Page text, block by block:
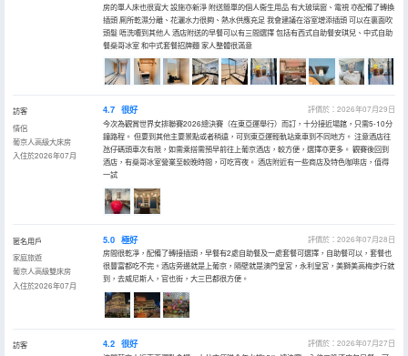
房的單人床也很寬大 設施亦新淨 附送簡單的個人衞生用品 有大玻璃窗、電視 亦配備了轉換
插頭 厠所乾濕分離、花灑水力很夠、熱水供應充足 我會建議在浴室增添插頭 可以在裏面吹
頭髮 唔洗嘈到其他人 酒店附送的早餐可以有三間選擇 包括有西式自助餐安琪兒、中式自助
餐燊哥冰室 和中式套餐招牌麵 家人整體很滿意
訪客
情侶
葡京人高級大床房
入住於2026年07月
4.7 很好
評價於：2026年07月29日
今次為觀賞世界女排聯賽2026總決賽（在東亞運舉行）而訂，十分接近場館，只需5-10分
鐘路程。 但要到其他主要景點或者稍遠，可到東亞運輕軌站乘車到不同地方。 注意酒店往
氹仔碼頭車次有限，如需乘搭需預早前往上葡京酒店，較方便，選擇亦更多。 觀賽後回到
酒店，有燊哥冰室營業至較晚時間，可吃宵夜。 酒店附近有一些商店及特色咖啡店，值得
一試
匿名用戶
家庭旅遊
葡京人高級雙床房
入住於2026年07月
5.0 極好
評價於：2026年07月28日
房間很乾凈，配備了轉接插頭，早餐有2處自助餐及一處套餐可選擇，自助餐可以，套餐也
很豐富都吃不完。酒店旁邊就是上葡京，隔壁就是澳門皇宮，永利皇宮，美獅美高梅步行就
到，去威尼斯人，官也街，大三巴都很方便。
訪客
4.2 很好
評價於：2026年07月27日